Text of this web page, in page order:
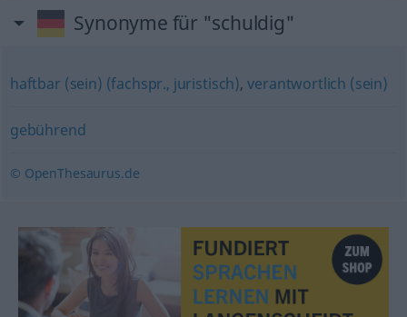
Synonyme für "schuldig"
haftbar (sein) (fachspr., juristisch),verantwortlich (sein)
gebührend
© OpenThesaurus.de